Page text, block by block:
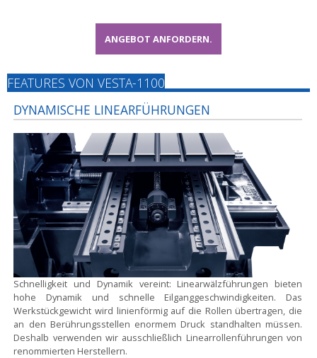
ANGEBOT ANFORDERN.
FEATURES VON VESTA-1100
DYNAMISCHE LINEARFÜHRUNGEN
Schnelligkeit und Dynamik vereint: Linearwälzführungen bieten
hohe Dynamik und schnelle Eilganggeschwindigkeiten. Das
Werkstückgewicht wird linienförmig auf die Rollen übertragen, die
an den Berührungsstellen enormem Druck standhalten müssen.
Deshalb verwenden wir ausschließlich Linearrollenführungen von
renommierten Herstellern.